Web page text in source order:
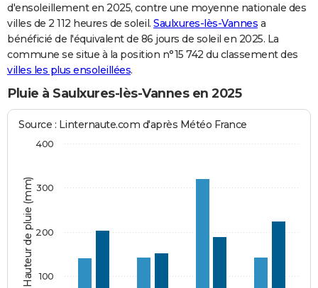
d'ensoleillement en 2025, contre une moyenne nationale des
villes de 2 112 heures de soleil. Saulxures-lès-Vannes a
bénéficié de l'équivalent de 86 jours de soleil en 2025. La
commune se situe à la position n°15 742 du classement des
villes les plus ensoleillées.
Pluie à Saulxures-lès-Vannes en 2025
Hauteur de pluie (mm)
Source : Linternaute.com d'après Météo France
100
200
300
400